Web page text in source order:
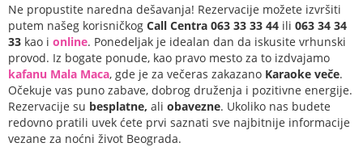
Ne propustite naredna dešavanja! Rezervacije možete izvršiti
putem našeg korisničkog Call Centra 063 33 33 44 ili 063 34 34
33 kao i online. Ponedeljak je idealan dan da iskusite vrhunski
provod. Iz bogate ponude, kao pravo mesto za to izdvajamo
kafanu Mala Maca, gde je za večeras zakazano Karaoke veče.
Očekuje vas puno zabave, dobrog druženja i pozitivne energije.
Rezervacije su besplatne, ali obavezne. Ukoliko nas budete
redovno pratili uvek ćete prvi saznati sve najbitnije informacije
vezane za noćni život Beograda.